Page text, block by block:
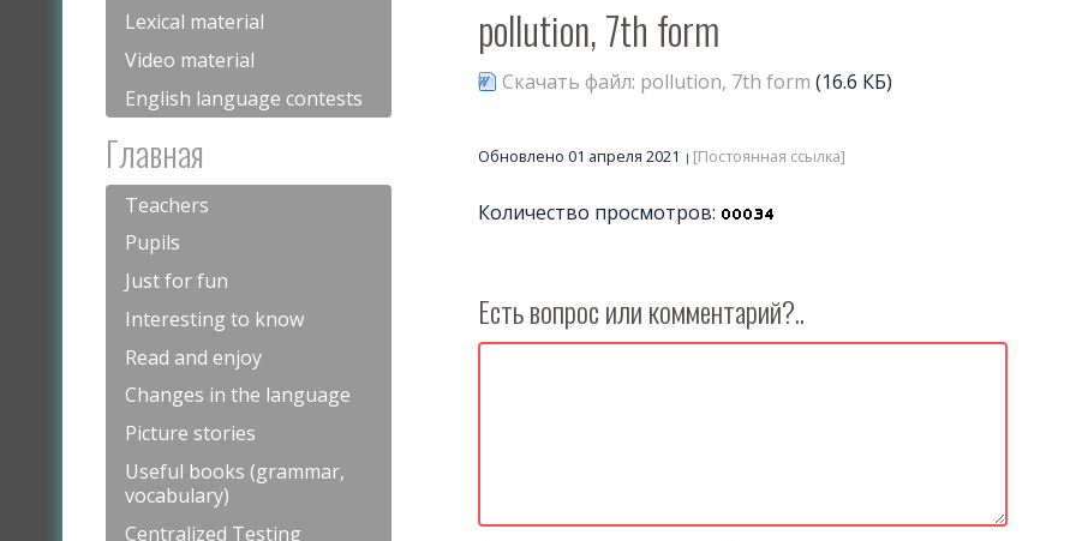
Lexical material
Video material
English language contests
Главная
Teachers
Pupils
Just for fun
Interesting to know
Read and enjoy
Changes in the language
Picture stories
Useful books (grammar,
vocabulary)
Centralized Testing
pollution, 7th form
Скачать файл: pollution, 7th form (16.6 КБ)
Обновлено 01 апреля 2021 [Постоянная ссылка]
Количество просмотров:
Есть вопрос или комментарий?..